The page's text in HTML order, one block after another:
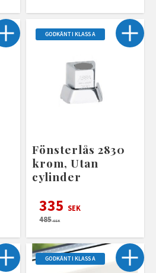
Fönsterlås 2830
krom, Utan
cylinder
335 SEK
485SEK
GODKÄNT I KLASS A
GODKÄNT I KLASS A